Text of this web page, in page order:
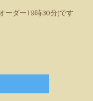
ーダー19時30分)です